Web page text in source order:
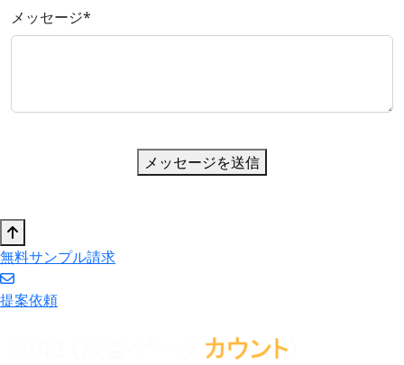
メッセージ*
メッセージを送信
無料サンプル請求
提案依頼